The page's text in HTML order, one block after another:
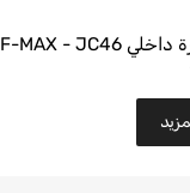
مصباح إنارة داخلي F-MAX - JC46